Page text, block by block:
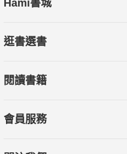
Hami書城
逛書選書
閱讀書籍
會員服務